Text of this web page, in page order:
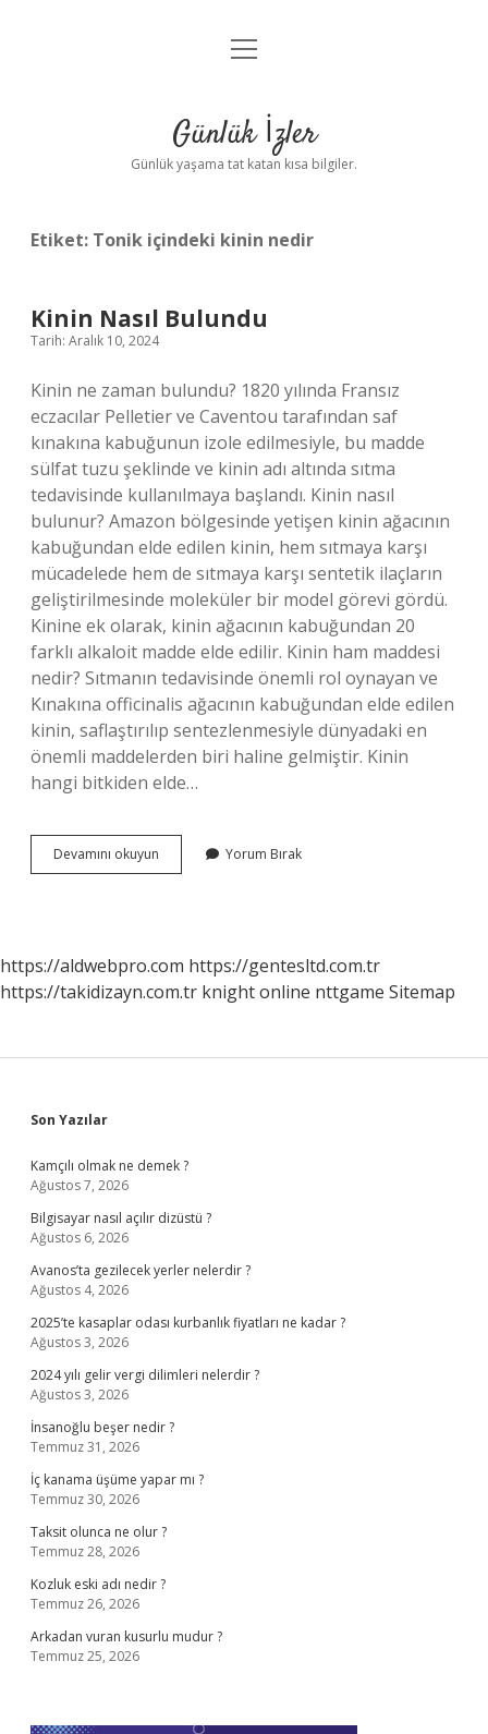
Anasayfa
Yasal Uyarı
menüyü
Günlük İzler
Günlük yaşama tat katan kısa bilgiler.
Etiket: Tonik içindeki kinin nedir
Kinin Nasıl Bulundu
Tarih: Aralık 10, 2024
Kinin ne zaman bulundu? 1820 yılında Fransız
eczacılar Pelletier ve Caventou tarafından saf
kınakına kabuğunun izole edilmesiyle, bu madde
sülfat tuzu şeklinde ve kinin adı altında sıtma
tedavisinde kullanılmaya başlandı. Kinin nasıl
bulunur? Amazon bölgesinde yetişen kinin ağacının
kabuğundan elde edilen kinin, hem sıtmaya karşı
mücadelede hem de sıtmaya karşı sentetik ilaçların
geliştirilmesinde moleküler bir model görevi gördü.
Kinine ek olarak, kinin ağacının kabuğundan 20
farklı alkaloit madde elde edilir. Kinin ham maddesi
nedir? Sıtmanın tedavisinde önemli rol oynayan ve
Kınakına officinalis ağacının kabuğundan elde edilen
kinin, saflaştırılıp sentezlenmesiyle dünyadaki en
önemli maddelerden biri haline gelmiştir. Kinin
hangi bitkiden elde…
Devamını okuyun
Nasıl
Yorum Bırak
https://aldwebpro.com https://gentesltd.com.tr
https://takidizayn.com.tr knight online nttgame Sitemap
Sidebar
Son Yazılar
Kamçılı olmak ne demek ?
Ağustos 7, 2026
Bilgisayar nasıl açılır dizüstü ?
Ağustos 6, 2026
Avanos’ta gezilecek yerler nelerdir ?
Ağustos 4, 2026
2025’te kasaplar odası kurbanlık fiyatları ne kadar ?
Ağustos 3, 2026
2024 yılı gelir vergi dilimleri nelerdir ?
Ağustos 3, 2026
İnsanoğlu beşer nedir ?
Temmuz 31, 2026
İç kanama üşüme yapar mı ?
Temmuz 30, 2026
Taksit olunca ne olur ?
Temmuz 28, 2026
Kozluk eski adı nedir ?
Temmuz 26, 2026
Arkadan vuran kusurlu mudur ?
Temmuz 25, 2026